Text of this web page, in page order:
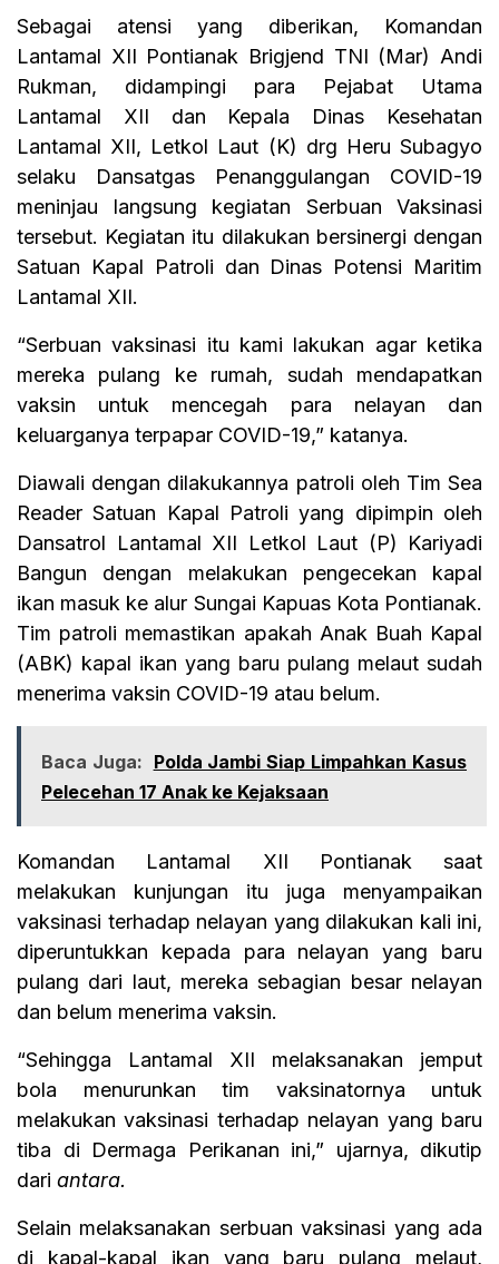
Sebagai atensi yang diberikan, Komandan
Lantamal XII Pontianak Brigjend TNI (Mar) Andi
Rukman, didampingi para Pejabat Utama
Lantamal XII dan Kepala Dinas Kesehatan
Lantamal XII, Letkol Laut (K) drg Heru Subagyo
selaku Dansatgas Penanggulangan COVID-19
meninjau langsung kegiatan Serbuan Vaksinasi
tersebut. Kegiatan itu dilakukan bersinergi dengan
Satuan Kapal Patroli dan Dinas Potensi Maritim
Lantamal XII.
“Serbuan vaksinasi itu kami lakukan agar ketika
mereka pulang ke rumah, sudah mendapatkan
vaksin untuk mencegah para nelayan dan
keluarganya terpapar COVID-19,” katanya.
Diawali dengan dilakukannya patroli oleh Tim Sea
Reader Satuan Kapal Patroli yang dipimpin oleh
Dansatrol Lantamal XII Letkol Laut (P) Kariyadi
Bangun dengan melakukan pengecekan kapal
ikan masuk ke alur Sungai Kapuas Kota Pontianak.
Tim patroli memastikan apakah Anak Buah Kapal
(ABK) kapal ikan yang baru pulang melaut sudah
menerima vaksin COVID-19 atau belum.
Baca Juga: Polda Jambi Siap Limpahkan Kasus
Pelecehan 17 Anak ke Kejaksaan
Komandan Lantamal XII Pontianak saat
melakukan kunjungan itu juga menyampaikan
vaksinasi terhadap nelayan yang dilakukan kali ini,
diperuntukkan kepada para nelayan yang baru
pulang dari laut, mereka sebagian besar nelayan
dan belum menerima vaksin.
“Sehingga Lantamal XII melaksanakan jemput
bola menurunkan tim vaksinatornya untuk
melakukan vaksinasi terhadap nelayan yang baru
tiba di Dermaga Perikanan ini,” ujarnya, dikutip
dari antara.
Selain melaksanakan serbuan vaksinasi yang ada
di kapal-kapal ikan yang baru pulang melaut,